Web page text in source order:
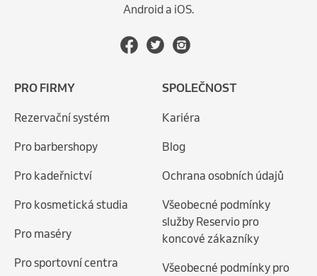
Android a iOS.
PRO FIRMY
Rezervační systém
Pro barbershopy
Pro kadeřnictví
Pro kosmetická studia
Pro maséry
Pro sportovní centra
SPOLEČNOST
Kariéra
Blog
Ochrana osobních údajů
Všeobecné podmínky
služby Reservio pro
koncové zákazníky
Všeobecné podmínky pro